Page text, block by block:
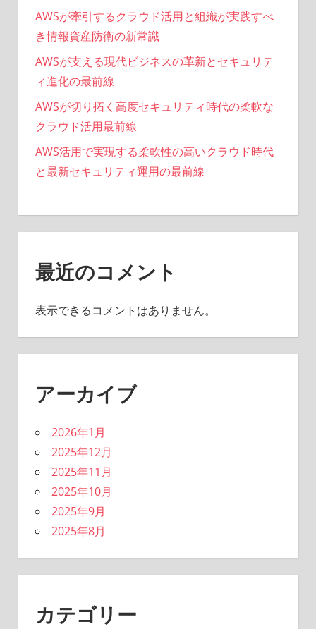
AWSが牽引するクラウド活用と組織が実践すべ
き情報資産防衛の新常識
AWSが支える現代ビジネスの革新とセキュリテ
ィ進化の最前線
AWSが切り拓く高度セキュリティ時代の柔軟な
クラウド活用最前線
AWS活用で実現する柔軟性の高いクラウド時代
と最新セキュリティ運用の最前線
最近のコメント
表示できるコメントはありません。
アーカイブ
2026年1月
2025年12月
2025年11月
2025年10月
2025年9月
2025年8月
カテゴリー